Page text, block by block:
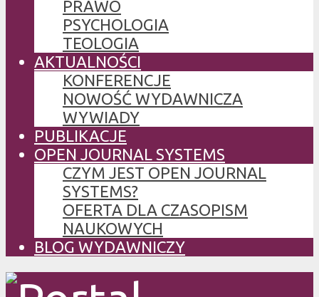
PRAWO
PSYCHOLOGIA
TEOLOGIA
AKTUALNOŚCI
KONFERENCJE
NOWOŚĆ WYDAWNICZA
WYWIADY
PUBLIKACJE
OPEN JOURNAL SYSTEMS
CZYM JEST OPEN JOURNAL
SYSTEMS?
OFERTA DLA CZASOPISM
NAUKOWYCH
BLOG WYDAWNICZY